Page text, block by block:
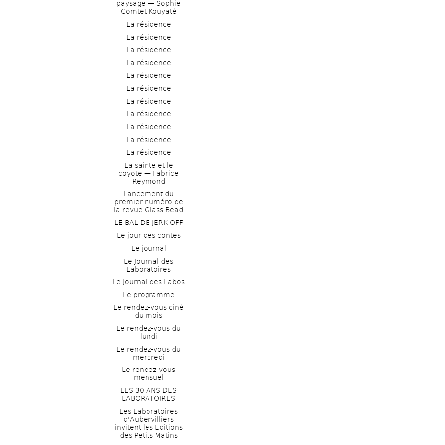
paysage — Sophie
Comtet Kouyaté
La résidence
La résidence
La résidence
La résidence
La résidence
La résidence
La résidence
La résidence
La résidence
La résidence
La résidence
La sainte et le
coyote — Fabrice
Reymond
Lancement du
premier numéro de
la revue Glass Bead
LE BAL DE JERK OFF
Le jour des contes
Le journal
Le Journal des
Laboratoires
Le Journal des Labos
Le programme
Le rendez-vous ciné
du mois
Le rendez-vous du
lundi
Le rendez-vous du
mercredi
Le rendez-vous
mensuel
LES 30 ANS DES
LABORATOIRES
Les Laboratoires
d'Aubervilliers
invitent les Editions
des Petits Matins